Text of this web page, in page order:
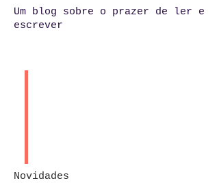
Um blog sobre o prazer de ler e
escrever
Novidades